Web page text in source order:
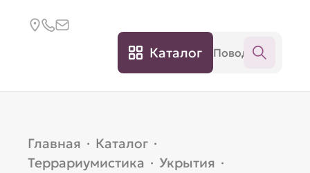
Каталог
Главная · Каталог ·
Террариумистика · Укрытия ·